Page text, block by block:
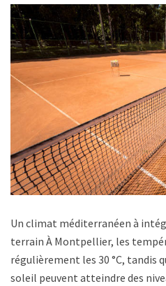
Un climat méditerranéen à
terrain À Montpellier, les
régulièrement les 30 °C, tandis
soleil peuvent atteindre des